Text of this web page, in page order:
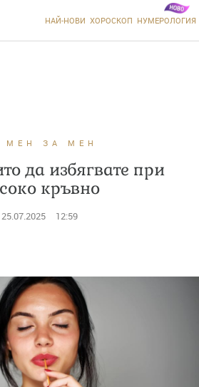
НАЙ-НОВИ ХОРОСКОП НУМЕРОЛОГИЯ
МЕН ЗА МЕН
да избягвате при
кръвно
25.07.2025 12:59